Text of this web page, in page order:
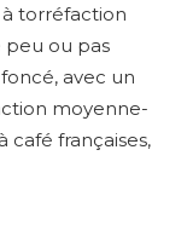
torréfaction
ou pas
foncé, avec un
moyenne-
café françaises,